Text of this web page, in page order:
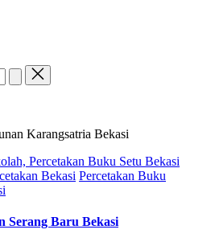
Karangsatria Bekasi
Bekasi Percetakan Buku
Serang Baru Bekasi